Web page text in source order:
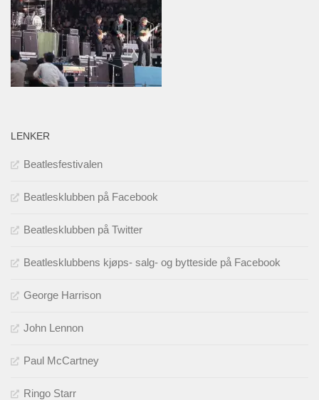
LENKER
Beatlesfestivalen
Beatlesklubben på Facebook
Beatlesklubben på Twitter
Beatlesklubbens kjøps- salg- og bytteside på Facebook
George Harrison
John Lennon
Paul McCartney
Ringo Starr